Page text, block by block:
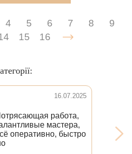
4 5 6 7 8
9
15 16
05.03.2024
Добрый день!!
Благодарю вас за
шикарную работу !!